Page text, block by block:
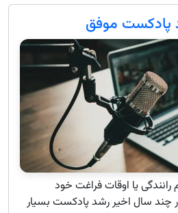
پادکست موفق
رانندگی یا اوقات فراغت خود
سال اخیر رشد پادکست بسیار